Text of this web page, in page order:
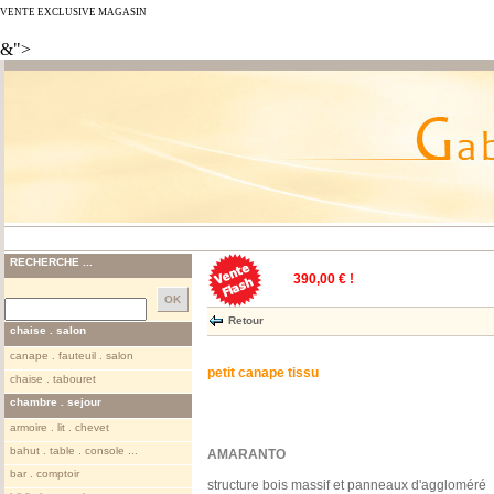
VENTE EXCLUSIVE MAGASIN
&">
RECHERCHE ...
chaise . salon
canape . fauteuil . salon
chaise . tabouret
chambre . sejour
armoire . lit . chevet
bahut . table . console ...
bar . comptoir
390,00 € !
Retour
petit canape tissu
AMARANTO
structure bois massif et panneaux d'aggloméré